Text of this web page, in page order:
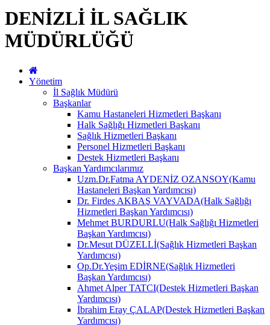
DENİZLİ İL SAĞLIK
MÜDÜRLÜĞÜ
Yönetim
İl Sağlık Müdürü
Başkanlar
Kamu Hastaneleri Hizmetleri Başkanı
Halk Sağlığı Hizmetleri Başkanı
Sağlık Hizmetleri Başkanı
Personel Hizmetleri Başkanı
Destek Hizmetleri Başkanı
Başkan Yardımcılarımız
Uzm.Dr.Fatma AYDENİZ OZANSOY(Kamu
Hastaneleri Başkan Yardımcısı)
Dr. Firdes AKBAŞ VAYVADA(Halk Sağlığı
Hizmetleri Başkan Yardımcısı)
Mehmet BURDURLU(Halk Sağlığı Hizmetleri
Başkan Yardımcısı)
Dr.Mesut DÜZELLİ(Sağlık Hizmetleri Başkan
Yardımcısı)
Op.Dr.Yeşim EDİRNE(Sağlık Hizmetleri
Başkan Yardımcısı)
Ahmet Alper TATCI(Destek Hizmetleri Başkan
Yardımcısı)
İbrahim Eray ÇALAP(Destek Hizmetleri Başkan
Yardımcısı)